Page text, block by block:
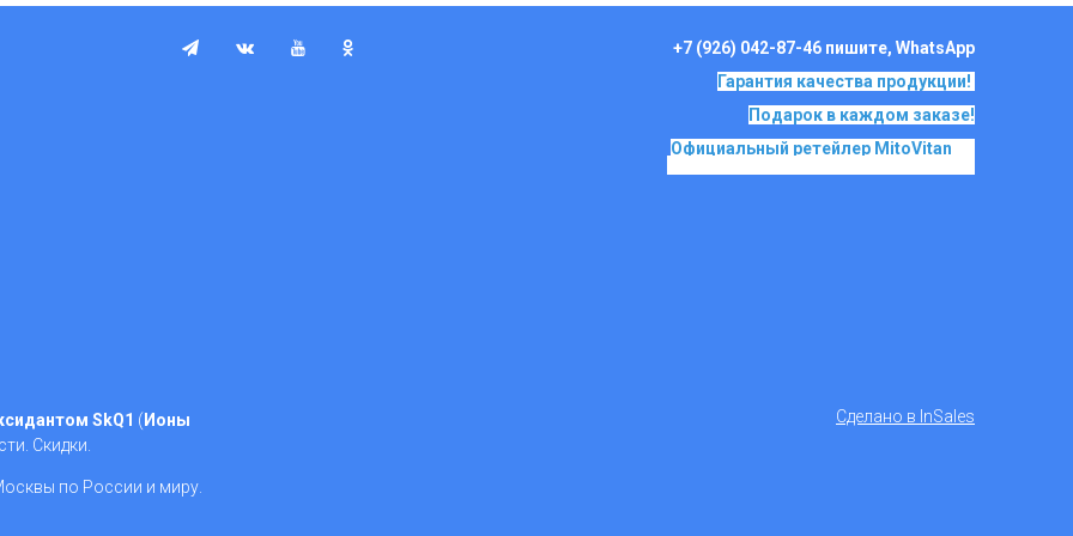
+7 (926) 042-87-46 пишите, WhatsApp
Гарантия качества продукции!
Подарок в каждом заказе!
Официальный ретейлер MitoVitan
SkQ1 ( Ионы
Скидки.
по России и миру.
Сделано в InSales